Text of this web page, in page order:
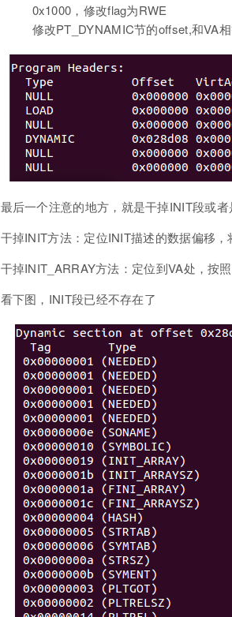
0x1000，修改flag为RWE
修改PT_DYNAMIC节的offset,和VA
最后一个注意的地方，就是干掉INIT段或
干掉INIT方法：定位INIT描述的数据偏移
干掉INIT_ARRAY方法：定位到VA处，按
看下图，INIT段已经不存在了